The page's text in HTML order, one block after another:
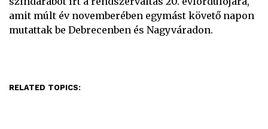
amit múlt év novemberében egymást követő napon
mutattak be Debrecenben és Nagyváradon.
RELATED TOPICS: